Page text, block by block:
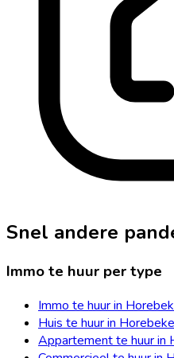
Snel andere
Immo te huur per type
Immo te huur in
Huis te huur in Horebeke
Appartement te huur in